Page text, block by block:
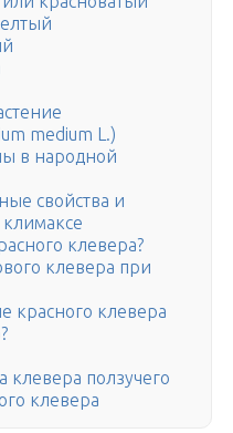
medium L.)
в народной
свойства и
клевера?
клевера при
красного клевера
клевера ползучего
клевера